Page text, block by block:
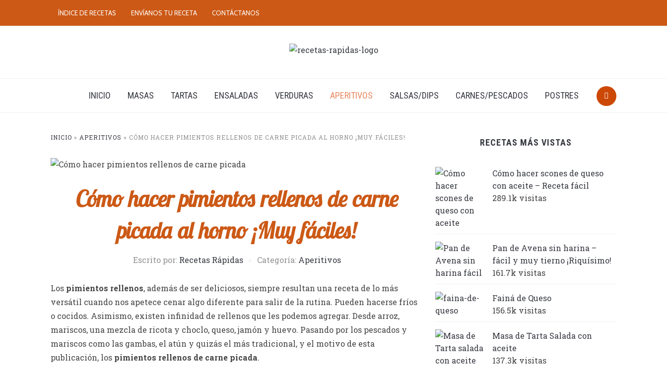
ÍNDICE DE RECETAS ENVÍANOS TU RECETA CONTÁCTANOS
INICIO MASAS TARTAS ENSALADAS VERDURAS APERITIVOS SALSAS/DIPS CARNES/PESCADOS POSTRES
INICIO » APERITIVOS » CÓMO HACER PIMIENTOS RELLENOS DE CARNE PICADA AL HORNO ¡MUY FÁCILES!
Cómo hacer pimientos rellenos de carne
picada al horno ¡Muy fáciles!
Escrito por: Recetas Rápidas Categoría: Aperitivos
Los pimientos rellenos, además de ser deliciosos, siempre resultan una receta de lo más
versátil cuando nos apetece cenar algo diferente para salir de la rutina. Pueden hacerse fríos
o cocidos. Asimismo, existen infinidad de rellenos que les podemos agregar. Desde arroz,
mariscos, una mezcla de ricota y choclo, queso, jamón y huevo. Pasando por los pescados y
mariscos como las gambas, el atún y quizás el más tradicional, y el motivo de esta
publicación, los pimientos rellenos de carne picada.
RECETAS MÁS VISTAS
Cómo hacer scones de queso
con aceite – Receta fácil
289.1k visitas
Pan de Avena sin harina –
fácil y muy tierno ¡Riquísimo!
161.7k visitas
Fainá de Queso
156.5k visitas
Masa de Tarta Salada con
aceite
137.3k visitas